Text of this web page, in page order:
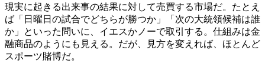
現実に起きる出来事の結果に対して売買する市場だ。たとえ
ば「日曜日の試合でどちらが勝つか」「次の大統領候補は誰
か」といった問いに、イエスかノーで取引する。仕組みは金
融商品のようにも見える。だが、見方を変えれば、ほとんど
スポーツ賭博だ。